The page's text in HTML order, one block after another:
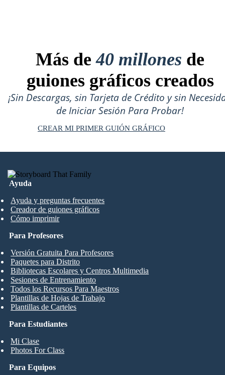
Más de40 millones de
guiones gráficos creados
¡Sin Descargas, sin Tarjeta de Crédito y sin
de Iniciar Sesión Para Probar!
CREAR MI PRIMER GUIÓN GRÁFICO
Ayuda
Ayuda y preguntas frecuentes
Creador de guiones gráficos
Cómo imprimir
Para Estudiantes
Mi Clase
Photos For Class
Para Profesores
Versión Gratuita Para Profesores
Paquetes para Distrito
Bibliotecas Escolares y Centros Multimedia
Sesiones de Entrenamiento
Todos los Recursos Para Maestros
Plantillas de Hojas de Trabajo
Plantillas de Carteles
Para Equipos